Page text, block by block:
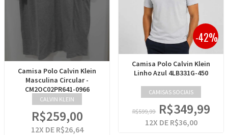
Camisa Polo Calvin Klein
Masculina Circular -
CM2OC02PR641-0966
CALVIN KLEIN
R$259,00
12X DE R$26,64
-42%
Camisa Polo Calvin Klein
Linho Azul 4LB331G-450
CAMISAS SOCIAIS
R$599,99 R$349,99
12X DE R$36,00